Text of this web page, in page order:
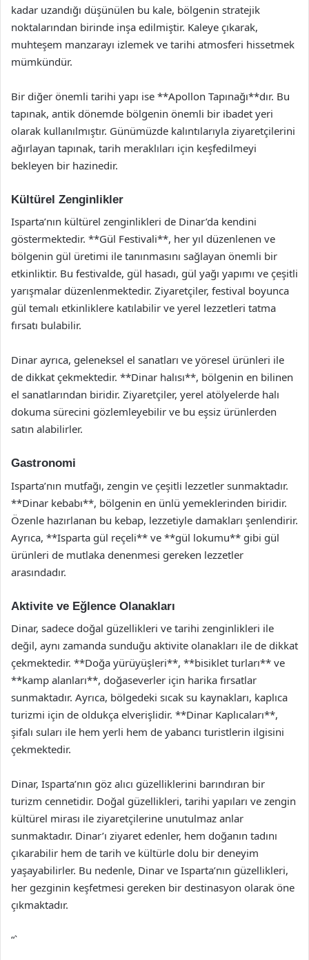
kadar uzandığı düşünülen bu kale, bölgenin stratejik
noktalarından birinde inşa edilmiştir. Kaleye çıkarak,
muhteşem manzarayı izlemek ve tarihi atmosferi hissetmek
mümkündür.
Bir diğer önemli tarihi yapı ise **Apollon Tapınağı**dır. Bu
tapınak, antik dönemde bölgenin önemli bir ibadet yeri
olarak kullanılmıştır. Günümüzde kalıntılarıyla ziyaretçilerini
ağırlayan tapınak, tarih meraklıları için keşfedilmeyi
bekleyen bir hazinedir.
Kültürel Zenginlikler
Isparta’nın kültürel zenginlikleri de Dinar’da kendini
göstermektedir. **Gül Festivali**, her yıl düzenlenen ve
bölgenin gül üretimi ile tanınmasını sağlayan önemli bir
etkinliktir. Bu festivalde, gül hasadı, gül yağı yapımı ve çeşitli
yarışmalar düzenlenmektedir. Ziyaretçiler, festival boyunca
gül temalı etkinliklere katılabilir ve yerel lezzetleri tatma
fırsatı bulabilir.
Dinar ayrıca, geleneksel el sanatları ve yöresel ürünleri ile
de dikkat çekmektedir. **Dinar halısı**, bölgenin en bilinen
el sanatlarından biridir. Ziyaretçiler, yerel atölyelerde halı
dokuma sürecini gözlemleyebilir ve bu eşsiz ürünlerden
satın alabilirler.
Gastronomi
Isparta’nın mutfağı, zengin ve çeşitli lezzetler sunmaktadır.
**Dinar kebabı**, bölgenin en ünlü yemeklerinden biridir.
Özenle hazırlanan bu kebap, lezzetiyle damakları şenlendirir.
Ayrıca, **Isparta gül reçeli** ve **gül lokumu** gibi gül
ürünleri de mutlaka denenmesi gereken lezzetler
arasındadır.
Aktivite ve Eğlence Olanakları
Dinar, sadece doğal güzellikleri ve tarihi zenginlikleri ile
değil, aynı zamanda sunduğu aktivite olanakları ile de dikkat
çekmektedir. **Doğa yürüyüşleri**, **bisiklet turları** ve
**kamp alanları**, doğaseverler için harika fırsatlar
sunmaktadır. Ayrıca, bölgedeki sıcak su kaynakları, kaplıca
turizmi için de oldukça elverişlidir. **Dinar Kaplıcaları**,
şifalı suları ile hem yerli hem de yabancı turistlerin ilgisini
çekmektedir.
Dinar, Isparta’nın göz alıcı güzelliklerini barındıran bir
turizm cennetidir. Doğal güzellikleri, tarihi yapıları ve zengin
kültürel mirası ile ziyaretçilerine unutulmaz anlar
sunmaktadır. Dinar’ı ziyaret edenler, hem doğanın tadını
çıkarabilir hem de tarih ve kültürle dolu bir deneyim
yaşayabilirler. Bu nedenle, Dinar ve Isparta’nın güzellikleri,
her gezginin keşfetmesi gereken bir destinasyon olarak öne
çıkmaktadır.
“`